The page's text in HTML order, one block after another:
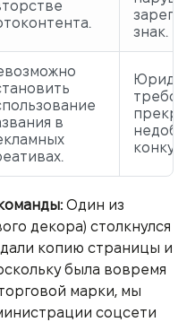
знак.
в
Один из
декора) столкнулся
копию страницы и
была вовремя
марки, мы
соцсети